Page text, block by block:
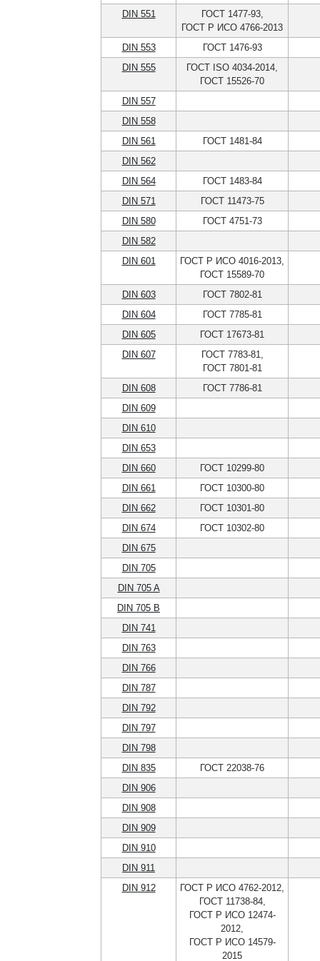
DIN 551
ГОСТ 1477-93,
ГОСТ Р ИСО 4766-2013
DIN 553
ГОСТ 1476-93
DIN 555
ГОСТ ISO 4034-2014,
ГОСТ 15526-70
DIN 557
DIN 558
DIN 561
ГОСТ 1481-84
DIN 562
DIN 564
ГОСТ 1483-84
DIN 571
ГОСТ 11473-75
DIN 580
ГОСТ 4751-73
DIN 582
DIN 601
ГОСТ Р ИСО 4016-2013,
ГОСТ 15589-70
DIN 603
ГОСТ 7802-81
DIN 604
ГОСТ 7785-81
DIN 605
ГОСТ 17673-81
DIN 607
ГОСТ 7783-81,
ГОСТ 7801-81
DIN 608
ГОСТ 7786-81
DIN 609
DIN 610
DIN 653
DIN 660
ГОСТ 10299-80
DIN 661
ГОСТ 10300-80
DIN 662
ГОСТ 10301-80
DIN 674
ГОСТ 10302-80
DIN 675
DIN 705
DIN 705 A
DIN 705 B
DIN 741
DIN 763
DIN 766
DIN 787
DIN 792
DIN 797
DIN 798
DIN 835
ГОСТ 22038-76
DIN 906
DIN 908
DIN 909
DIN 910
DIN 911
DIN 912
ГОСТ Р ИСО 4762-2012,
ГОСТ 11738-84,
ГОСТ Р ИСО 12474-
2012,
ГОСТ Р ИСО 14579-
2015